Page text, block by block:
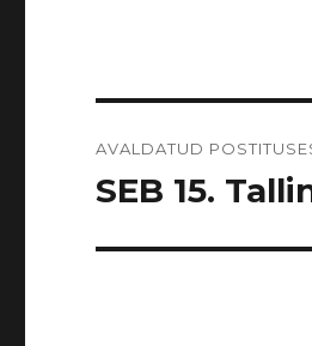
AVALDATUD
SEB 15.